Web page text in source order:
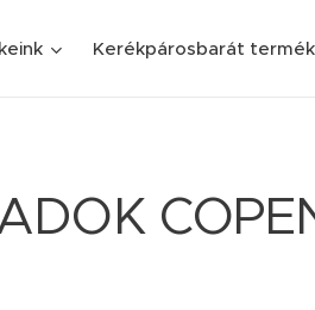
Kerékpárosbarát